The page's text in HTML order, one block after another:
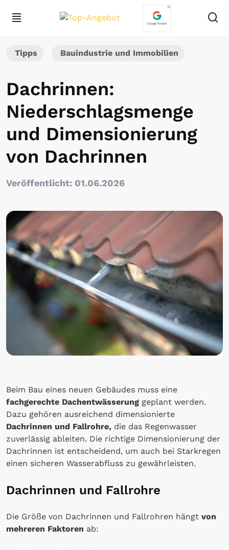
Tipps Bauindustrie und Immobilien
Dachrinnen:
Niederschlagsmenge
und Dimensionierung
von Dachrinnen
Veröffentlicht: 01.06.2026
Beim Bau eines neuen Gebäudes muss eine
fachgerechte Dachentwässerung geplant werden.
Dazu gehören ausreichend dimensionierte
Dachrinnen und Fallrohre, die das Regenwasser
zuverlässig ableiten. Die richtige Dimensionierung der
Dachrinnen ist entscheidend, um auch bei Starkregen
einen sicheren Wasserabfluss zu gewährleisten.
Dachrinnen und Fallrohre
Die Größe von Dachrinnen und Fallrohren hängt von
mehreren Faktoren ab: